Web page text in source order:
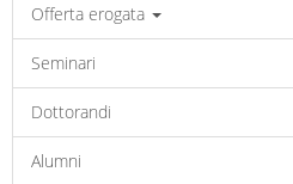
Offerta erogata
Seminari
Dottorandi
Alumni